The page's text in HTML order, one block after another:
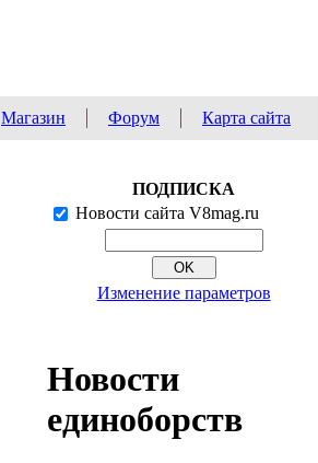
Магазин Форум Карта сайта
ПОДПИСКА
Новости сайта V8mag.ru
Изменение параметров
Новости
единоборств